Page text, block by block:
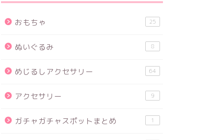
おもちゃ 25
ぬいぐるみ 8
めじるしアクセサリー 64
アクセサリー 9
ガチャガチャスポットまとめ 1